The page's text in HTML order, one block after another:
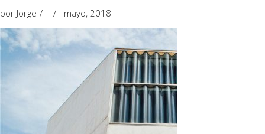
por Jorge mayo, 2018